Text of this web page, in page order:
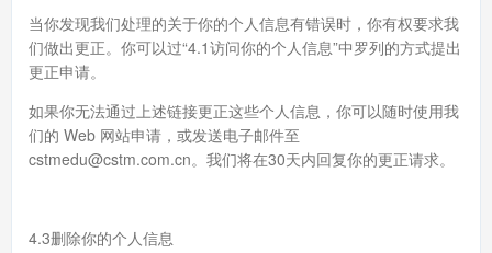
当你发现我们处理的关于你的个人信息有错误时，你有权要求我
们做出更正。你可以过“4.1访问你的个人信息”中罗列的方式提出
更正申请。
如果你无法通过上述链接更正这些个人信息，你可以随时使用我
们的 Web 网站申请，或发送电子邮件至
cstmedu@cstm.com.cn。我们将在30天内回复你的更正请求。
4.3删除你的个人信息